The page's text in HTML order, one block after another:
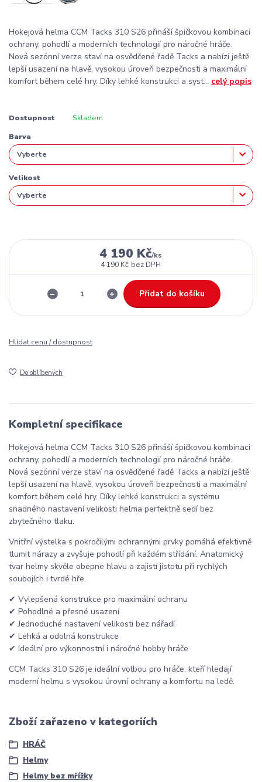
Hokejová helma CCM Tacks 310 S26 přináší špičkovou kombinaci
ochrany, pohodlí a moderních technologií pro náročné hráče.
Nová sezónní verze staví na osvědčené řadě Tacks a nabízí ještě
lepší usazení na hlavě, vysokou úroveň bezpečnosti a maximální
komfort během celé hry. Díky lehké konstrukci a syst... celý popis
Dostupnost Skladem
Barva
Velikost
4 190 Kč/ks
4 190 Kč bez DPH
Přidat do košíku
Hlídat cenu / dostupnost
Do oblíbených
Kompletní specifikace
Hokejová helma CCM Tacks 310 S26 přináší špičkovou kombinaci
ochrany, pohodlí a moderních technologií pro náročné hráče.
Nová sezónní verze staví na osvědčené řadě Tacks a nabízí ještě
lepší usazení na hlavě, vysokou úroveň bezpečnosti a maximální
komfort během celé hry. Díky lehké konstrukci a systému
snadného nastavení velikosti helma perfektně sedí bez
zbytečného tlaku.
Vnitřní výstelka s pokročilými ochrannými prvky pomáhá efektivně
tlumit nárazy a zvyšuje pohodlí při každém střídání. Anatomický
tvar helmy skvěle obepne hlavu a zajistí jistotu při rychlých
soubojích i tvrdé hře.
✔ Vylepšená konstrukce pro maximální ochranu
✔ Pohodlné a přesné usazení
✔ Jednoduché nastavení velikosti bez nářadí
✔ Lehká a odolná konstrukce
✔ Ideální pro výkonnostní i náročné hobby hráče
CCM Tacks 310 S26 je ideální volbou pro hráče, kteří hledají
moderní helmu s vysokou úrovní ochrany a komfortu na ledě.
Zboží zařazeno v kategoriích
HRÁČ
Helmy
Helmy bez mřížky